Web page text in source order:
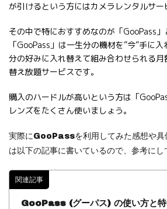
が引けるという方にはカメラレンタルサー
その中で特におすすめなのが「GooPass」
「GooPass」は一生分の機材を”今”手に
分の好みに入れ替えて組み合わせられる
替え放題サービスです。
購入のハードルが高いという方は「
レンズをたくさん使いましょう。
実際にGooPassを利用してみた感想や具
は以下の記事に書いているので、参考にし
関連記事
GooPass (グーパス) の使い方と特